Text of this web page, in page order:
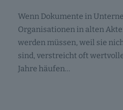
Wenn Dokumente in
Organisationen in alten
werden müssen, weil sie
sind, verstreicht oft
Jahre häufen…